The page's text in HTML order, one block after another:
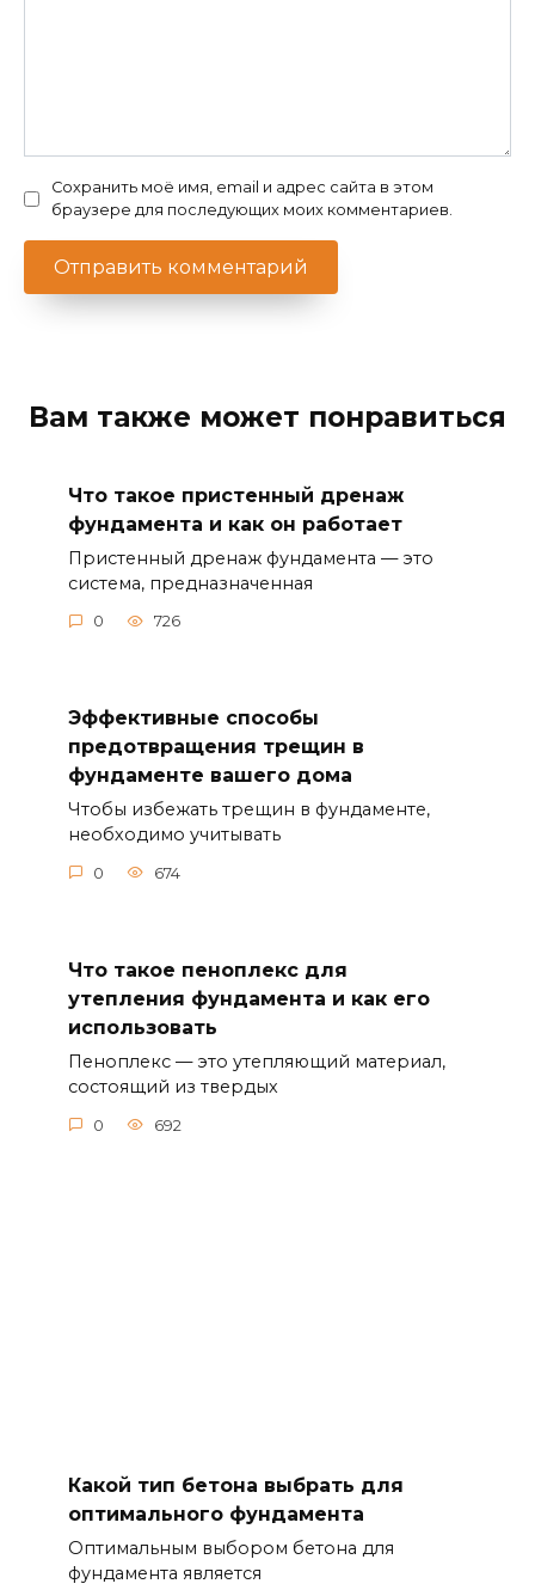
Сохранить моё имя, email и адрес сайта в этом
браузере для последующих моих комментариев.
Вам также может понравиться
Что такое пристенный дренаж
фундамента и как он работает
Пристенный дренаж фундамента — это
система, предназначенная
0 726
Эффективные способы
предотвращения трещин в
фундаменте вашего дома
Чтобы избежать трещин в фундаменте,
необходимо учитывать
0 674
Что такое пеноплекс для
утепления фундамента и как его
использовать
Пеноплекс — это утепляющий материал,
состоящий из твердых
0 692
Какой тип бетона выбрать для
оптимального фундамента
Оптимальным выбором бетона для
фундамента является